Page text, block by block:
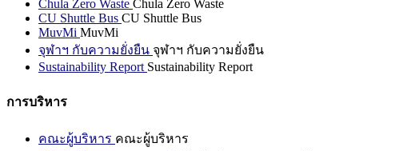
Chula Zero Waste Chula Zero Waste
CU Shuttle Bus CU Shuttle Bus
MuvMi MuvMi
จุฬาฯ กับความยั่งยืน จุฬาฯ กับความยั่งยืน
Sustainability Report Sustainability Report
การบริหาร
คณะผู้บริหาร คณะผู้บริหาร